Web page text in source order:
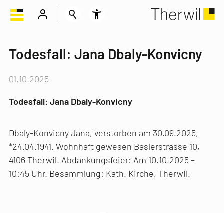
Todesfall: Jana Dbaly-Konvicny
01.10.2025
Todesfall: Jana Dbaly-Konvicny
Dbaly-Konvicny Jana, verstorben am 30.09.2025,
*24.04.1941. Wohnhaft gewesen Baslerstrasse 10,
4106 Therwil. Abdankungsfeier: Am 10.10.2025 –
10:45 Uhr. Besammlung: Kath. Kirche, Therwil.